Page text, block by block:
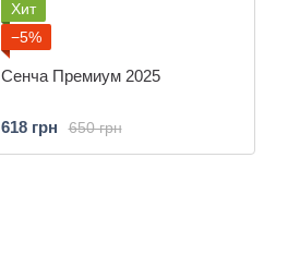
Хит
−5%
Сенча Премиум 2025
650 грн
618 грн